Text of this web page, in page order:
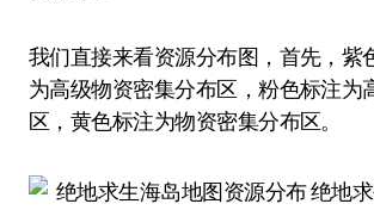
我们直接来看资源分布图，首先，紫
为高级物资密集分布区，粉色标注为
区，黄色标注为物资密集分布区。